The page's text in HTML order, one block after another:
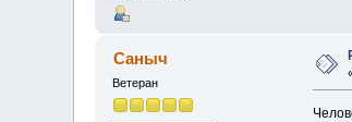
Саныч
Ветеран